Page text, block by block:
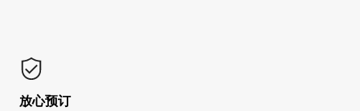
放心预订